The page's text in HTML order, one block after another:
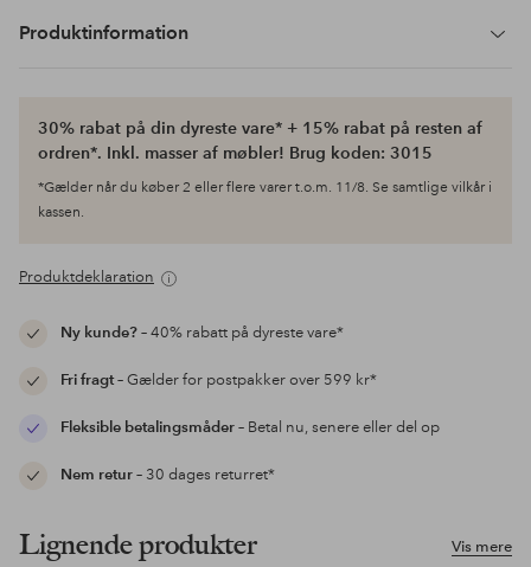
Produktinformation
30% rabat på din dyreste vare* + 15% rabat på resten af
ordren*. Inkl. masser af møbler! Brug koden: 3015
*Gælder når du køber 2 eller flere varer t.o.m. 11/8. Se samtlige vilkår i
kassen.
Produktdeklaration
Ny kunde?– 40% rabatt på dyreste vare*
Fri fragt– Gælder for postpakker over 599 kr*
Fleksible betalingsmåder– Betal nu, senere eller del op
Nem retur– 30 dages returret*
Vis mere
Lignende produkter